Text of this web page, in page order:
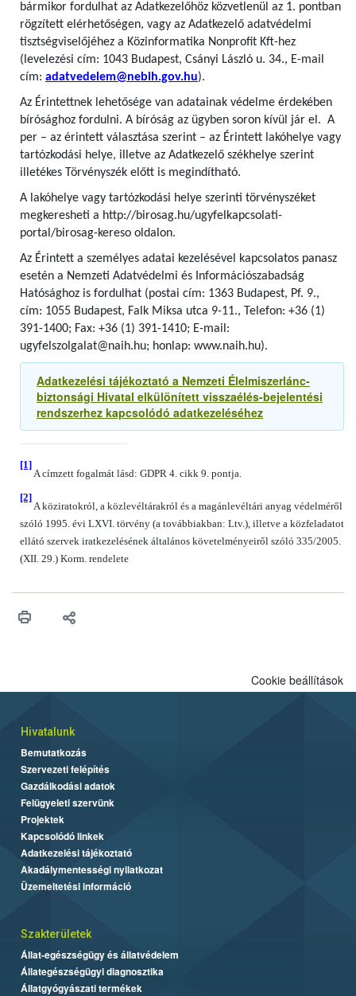
bármikor fordulhat az Adatkezelőhöz közvetlenül az 1. pontban
rögzített elérhetőségen, vagy az Adatkezelő adatvédelmi
tisztségviselőjéhez a Közinformatika Nonprofit Kft-hez
(levelezési cím: 1043 Budapest, Csányi László u. 34., E-mail
cím: adatvedelem@nebih.gov.hu).
Az Érintettnek lehetősége van adatainak védelme érdekében
bírósághoz fordulni. A bíróság az ügyben soron kívül jár el. A
per – az érintett választása szerint – az Érintett lakóhelye vagy
tartózkodási helye, illetve az Adatkezelő székhelye szerint
illetékes Törvényszék előtt is megindítható.
A lakóhelye vagy tartózkodási helye szerinti törvényszéket
megkeresheti a http://birosag.hu/ugyfelkapcsolati-
portal/birosag-kereso oldalon.
Az Érintett a személyes adatai kezelésével kapcsolatos panasz
esetén a Nemzeti Adatvédelmi és Információszabadság
Hatósághoz is fordulhat (postai cím: 1363 Budapest, Pf. 9.,
cím: 1055 Budapest, Falk Miksa utca 9-11., Telefon: +36 (1)
391-1400; Fax: +36 (1) 391-1410; E-mail:
ugyfelszolgalat@naih.hu; honlap: www.naih.hu).
Adatkezelési tájékoztató a Nemzeti Élelmiszerlánc-
biztonsági Hivatal elkülönített visszaélés-bejelentési
rendszerhez kapcsolódó adatkezeléséhez
[1]
A címzett fogalmát lásd: GDPR 4. cikk 9. pontja.
[2]
A köziratokról, a közlevéltárakról és a magánlevéltári anyag védelméről
szóló 1995. évi LXVI. törvény (a továbbiakban: Ltv.), illetve a közfeladatot
ellátó szervek iratkezelésének általános követelményeiről szóló 335/2005.
(XII. 29.) Korm. rendelete
Cookie beállítások
Hivatalunk
Bemutatkozás
Szervezeti felépítés
Gazdálkodási adatok
Felügyeleti szervünk
Projektek
Kapcsolódó linkek
Adatkezelési tájékoztató
Akadálymentességi nyilatkozat
Üzemeltetési információ
Szakterületek
Állat-egészségügy és állatvédelem
Állategészségügyi diagnosztika
Állatgyógyászati termékek